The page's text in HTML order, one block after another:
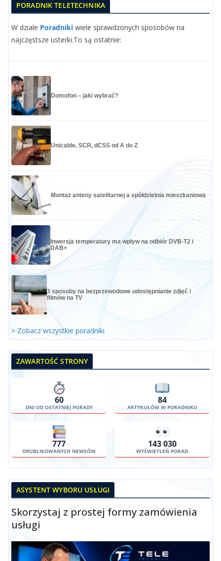
PORADNIK TELETECHNIKA
W dziale Poradniki wiele sprawdzonych sposobów na
najczęstsze usterki.To są ostatnie:
Domofon – jaki wybrać?
Unicable, SCR, dCSS od A do Z
Montaż anteny satelitarnej a spółdzielnia mieszkaniowa
Inwersja temperatury ma wpływ na odbiór DVB-T2 i
DAB+
3 sposoby na bezprzewodowe udostępnianie zdjęć i
filmów na TV
> Zobacz wszystkie poradniki
ZAWARTOŚĆ STRONY
60
DNI OD OSTATNIEJ PORADY
84
ARTYKUŁÓW W PORADNIKU
777
OPUBLIKOWANYCH NEWSÓW
143 030
WYŚWIETLEŃ PORAD
ASYSTENT WYBORU USŁUGI
Skorzystaj z prostej formy zamówienia
usługi